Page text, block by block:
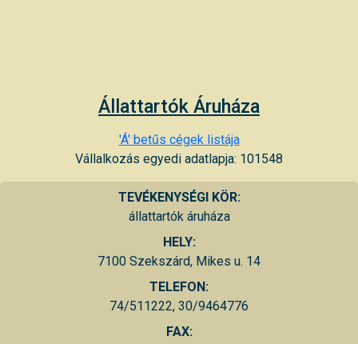
Állattartók Áruháza
'Á' betűs cégek listája
Vállalkozás egyedi adatlapja: 101548
TEVÉKENYSÉGI KÖR:
állattartók áruháza
HELY:
7100 Szekszárd, Mikes u. 14
TELEFON:
74/511222, 30/9464776
FAX: